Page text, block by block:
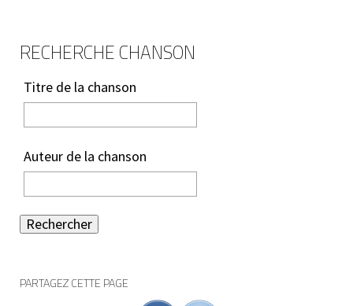
RECHERCHE CHANSON
Titre de la chanson
Auteur de la chanson
Rechercher
PARTAGEZ CETTE PAGE